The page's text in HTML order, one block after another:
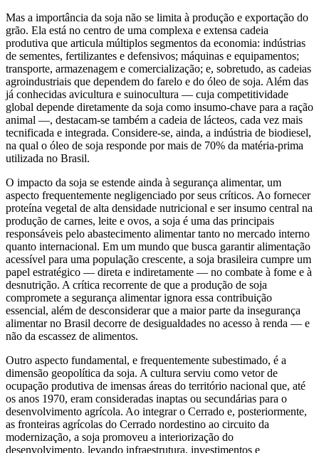
Mas a importância da soja não se limita à produção e exportação do
grão. Ela está no centro de uma complexa e extensa cadeia
produtiva que articula múltiplos segmentos da economia: indústrias
de sementes, fertilizantes e defensivos; máquinas e equipamentos;
transporte, armazenagem e comercialização; e, sobretudo, as cadeias
agroindustriais que dependem do farelo e do óleo de soja. Além das
já conhecidas avicultura e suinocultura — cuja competitividade
global depende diretamente da soja como insumo-chave para a ração
animal —, destacam-se também a cadeia de lácteos, cada vez mais
tecnificada e integrada. Considere-se, ainda, a indústria de biodiesel,
na qual o óleo de soja responde por mais de 70% da matéria-prima
utilizada no Brasil.
O impacto da soja se estende ainda à segurança alimentar, um
aspecto frequentemente negligenciado por seus críticos. Ao fornecer
proteína vegetal de alta densidade nutricional e ser insumo central na
produção de carnes, leite e ovos, a soja é uma das principais
responsáveis pelo abastecimento alimentar tanto no mercado interno
quanto internacional. Em um mundo que busca garantir alimentação
acessível para uma população crescente, a soja brasileira cumpre um
papel estratégico — direta e indiretamente — no combate à fome e à
desnutrição. A crítica recorrente de que a produção de soja
compromete a segurança alimentar ignora essa contribuição
essencial, além de desconsiderar que a maior parte da insegurança
alimentar no Brasil decorre de desigualdades no acesso à renda — e
não da escassez de alimentos.
Outro aspecto fundamental, e frequentemente subestimado, é a
dimensão geopolítica da soja. A cultura serviu como vetor de
ocupação produtiva de imensas áreas do território nacional que, até
os anos 1970, eram consideradas inaptas ou secundárias para o
desenvolvimento agrícola. Ao integrar o Cerrado e, posteriormente,
as fronteiras agrícolas do Cerrado nordestino ao circuito da
modernização, a soja promoveu a interiorização do
desenvolvimento, levando infraestrutura, investimentos e